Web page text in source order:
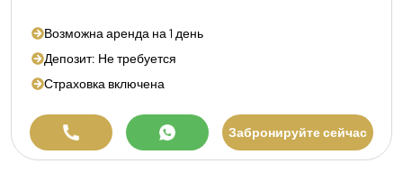
Возможна аренда на 1 день
Депозит: Не требуется
Страховка включена
Забронируйте сейчас